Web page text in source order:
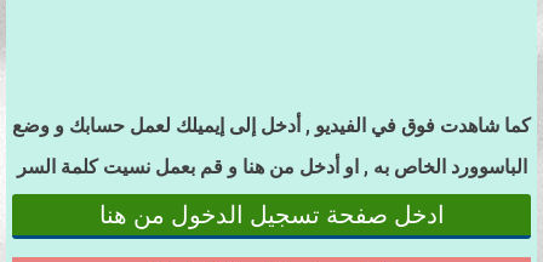
كما شاهدت فوق في الفيديو , أدخل إلى إيميلك لعمل حسابك و وضع
الباسوورد الخاص به , او أدخل من هنا و قم بعمل نسيت كلمة السر
ادخل صفحة تسجيل الدخول من هنا